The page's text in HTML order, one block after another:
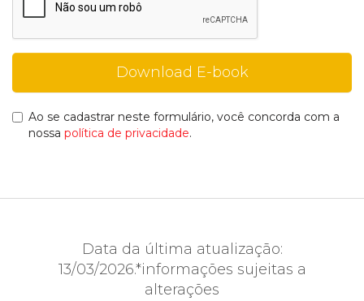
Ao se cadastrar neste formulário, você concorda com a
nossa política de privacidade.
Data da última atualização:
13/03/2026.*informações sujeitas a
alterações